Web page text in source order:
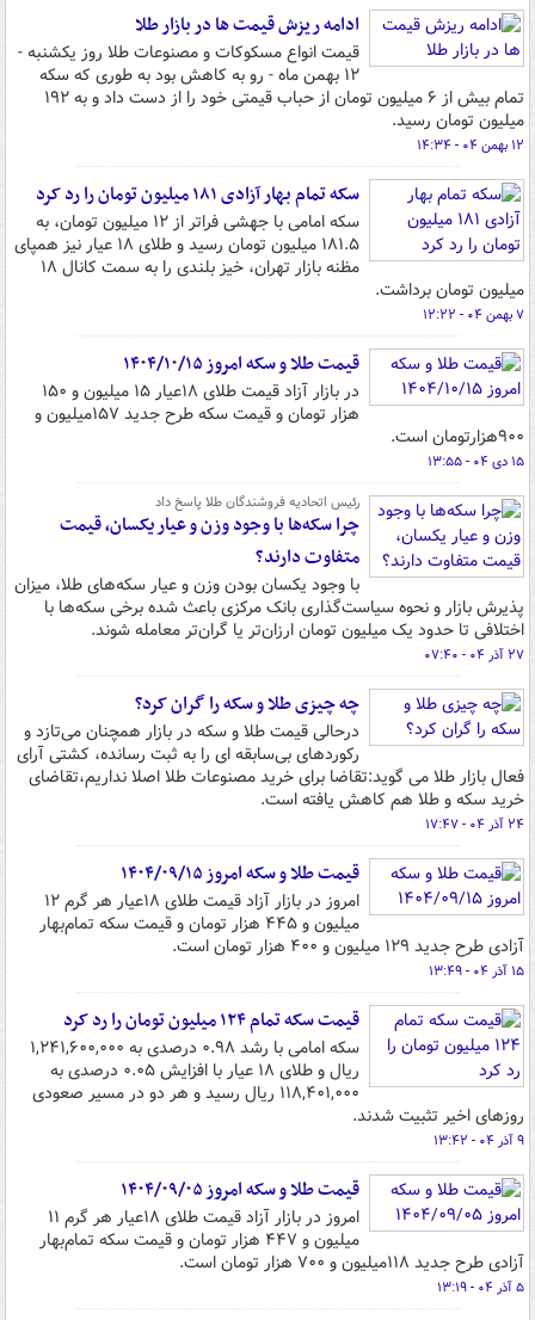
ادامه ریزش قیمت ها در بازار طلا
قیمت انواع مسکوکات و مصنوعات طلا روز یکشنبه -
۱۲ بهمن ماه - رو به کاهش بود به طوری که سکه
تمام بیش از ۶ میلیون تومان از حباب قیمتی خود را از دست داد و به ۱۹۲
میلیون تومان رسید.
۱۲ بهمن ۰۴ - ۱۴:۳۴
سکه تمام بهار آزادی ۱۸۱ میلیون تومان را رد کرد
سکه امامی با جهشی فراتر از ۱۲ میلیون تومان، به
۱۸۱.۵ میلیون تومان رسید و طلای ۱۸ عیار نیز همپای
مظنه بازار تهران، خیز بلندی را به سمت کانال ۱۸
میلیون تومان برداشت.
۷ بهمن ۰۴ - ۱۲:۲۲
قیمت طلا و سکه امروز ۱۴۰۴/۱۰/۱۵
در بازار آزاد قیمت طلای ۱۸عیار ۱۵ میلیون و ۱۵۰
هزار تومان و قیمت سکه طرح جدید ۱۵۷میلیون و
۹۰۰هزارتومان است.
۱۵ دی ۰۴ - ۱۳:۵۵
رئیس اتحادیه فروشندگان طلا پاسخ داد
چرا سکه‌ها با وجود وزن و عیار یکسان، قیمت
متفاوت دارند؟
با وجود یکسان بودن وزن و عیار سکه‌های طلا، میزان
پذیرش بازار و نحوه سیاست‌گذاری بانک مرکزی باعث شده برخی سکه‌ها با
اختلافی تا حدود یک میلیون تومان ارزان‌تر یا گران‌تر معامله شوند.
۲۷ آذر ۰۴ - ۰۷:۴۰
چه چیزی طلا و سکه را گران کرد؟
درحالی قیمت طلا و سکه در بازار همچنان می‌تازد و
رکوردهای بی‌سابقه ای را به ثبت رسانده، کشتی آرای
فعال بازار طلا می گوید:تقاضا برای خرید مصنوعات طلا اصلا نداریم،تقاضای
خرید سکه و طلا هم کاهش یافته است.
۲۴ آذر ۰۴ - ۱۷:۴۷
قیمت طلا و سکه امروز ۱۴۰۴/۰۹/۱۵
امروز در بازار آزاد قیمت طلای ۱۸عیار هر گرم ۱۲
میلیون و ۴۴۵ هزار تومان و قیمت سکه تمام‌بهار
آزادی طرح جدید ۱۲۹ میلیون و ۴۰۰ هزار تومان است.
۱۵ آذر ۰۴ - ۱۳:۴۹
قیمت سکه تمام ۱۲۴ میلیون تومان را رد کرد
سکه امامی با رشد ۰.۹۸ درصدی به ۱,۲۴۱,۶۰۰,۰۰۰
ریال و طلای ۱۸ عیار با افزایش ۰.۰۵ درصدی به
۱۱۸,۴۰۱,۰۰۰ ریال رسید و هر دو در مسیر صعودی
روزهای اخیر تثبیت شدند.
۹ آذر ۰۴ - ۱۳:۴۲
قیمت طلا و سکه امروز ۱۴۰۴/۰۹/۰۵
امروز در بازار آزاد قیمت طلای ۱۸عیار هر گرم ۱۱
میلیون و ۴۴۷ هزار تومان و قیمت سکه تمام‌بهار
آزادی طرح جدید ۱۱۸میلیون و ۷۰۰ هزار تومان است.
۵ آذر ۰۴ - ۱۳:۱۹